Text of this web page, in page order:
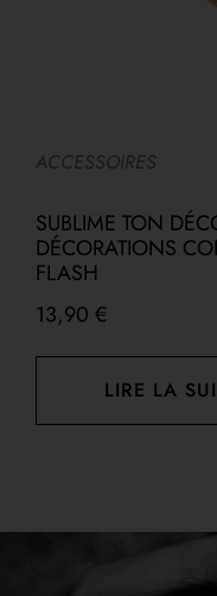
ACCESSOIRES
SUBLIME TON
DÉCORATIONS
FLASH
13,90 €
LIRE LA